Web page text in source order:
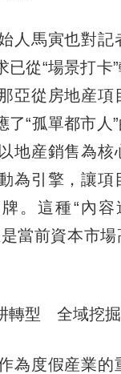
馬寅也對記
已從“場景打卡
亞從房地産項
了“孤單都市人
地産銷售為核
為引擎，讓項
。這種“內
當前資本市
型 全域挖掘
度假産業的